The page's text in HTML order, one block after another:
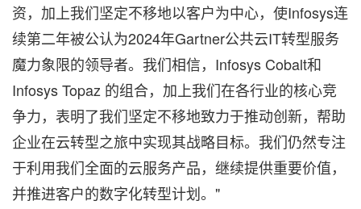
资，加上我们坚定不移地以客户为中心，使Infosys连
续第二年被公认为2024年Gartner公共云IT转型服务
魔力象限的领导者。我们相信，Infosys Cobalt和
Infosys Topaz 的组合，加上我们在各行业的核心竞
争力，表明了我们坚定不移地致力于推动创新，帮助
企业在云转型之旅中实现其战略目标。我们仍然专注
于利用我们全面的云服务产品，继续提供重要价值，
并推进客户的数字化转型计划。"